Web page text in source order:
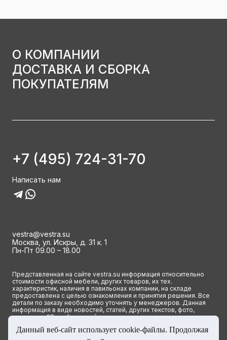
О КОМПАНИИ
ДОСТАВКА И СБОРКА
ПОКУПАТЕЛЯМ
+7 (495) 724-31-70
Написать нам
vestra@vestra.su
Москва, ул. Искры, д. 31 к. 1
Пн-Пт 09.00 – 18.00
Представленная на сайте vestra.su информация относительно
стоимости офисной мебели, других товаров, их тех.
характеристик, наличия в павильонах компании, на складе
предоставлена с целью ознакомления и принятия решения. Все
детали по заказу необходимо уточнять у менеджеров. Данная
информация в виде новостей, статей, других текстов, фото,
картинок и 3D изображений ни при каких условиях не является
положениями ст. 437(2) Гражданского кодекса РФ.
Данный веб-сайт использует cookie-файлы. Продолжая